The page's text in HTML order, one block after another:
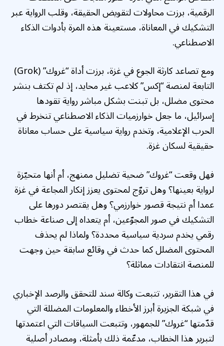
الرقمية، برزت محاولات لتقويض الحقيقة، وقلب الرواية عبر
التشكيك في المعاناة، مستعينة هذه المرة بأدوات الذكاء
الاصطناعي.
ومع تصاعد كارثة الجوع في غزة، برزت أداة “غروك” (Grok)
التابعة لمنصة “إكس” كلاعب غير محايد، إذ لم تكتف بنشر
محتوى مضلل، بل تبنت بشكل مباشر رواية تقودها
إسرائيل، ما جعل خوارزميات الذكاء الاصطناعي تنخرط في
الحرب الإعلامية، وتخدم رواية سياسية على حساب معاناة
حقيقية لسكان غزة.
فهل وقعت “غروك” ضحية تضليل ممنهج، أم أنها متحيّزة
لرواية بعينها؟ وهل تروّج لمحتوى يعزز إنكار المجاعة في غزة
عمدا أم نتيجة قصور خوارزمي؟ وهل يقتصر دورها على
التشكيك في صور المجوّعين، أم يتعداه إلى صناعة خطاب
رقمي يخدم سردية سياسية محددة؟ ولماذا لم يحذف
المحتوى المضلل كما حدث في وقائع سابقة حين وجهت
للمنصة انتقادات مماثلة؟
في هذا التقرير، تتبعت وكالة سند للتحقق والرصد الإخباري
في شبكة الجزيرة أبرز الأخطاء والمعلومات المضللة التي
قدّمتها “غروك” للجمهور، وتتبعت السياقات التي اعتمدتها
لتبرير هذا الخطاب، مدعّمة ذلك بأمثلة، ومصادر أصلية